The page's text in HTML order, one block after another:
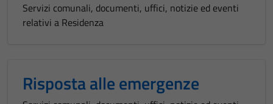
Servizi comunali, documenti, uffici, notizie ed eventi
relativi a Residenza
Risposta alle emergenze